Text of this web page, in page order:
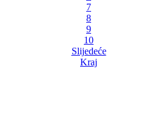
7
8
9
10
Slijedeće
Kraj